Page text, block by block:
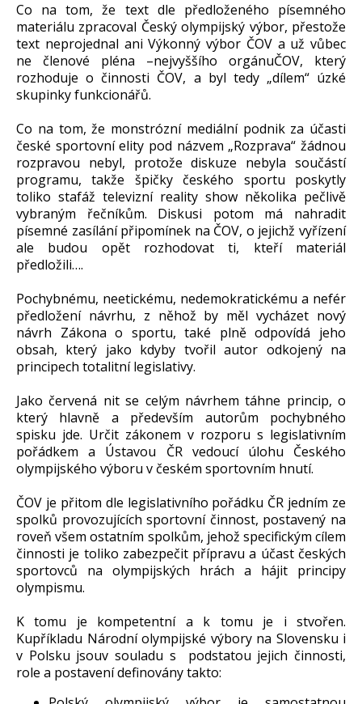
Co na tom, že text dle předloženého písemného
materiálu zpracoval Český olympijský výbor, přestože
text neprojednal ani Výkonný výbor ČOV a už vůbec
ne členové pléna –nejvyššího orgánuČOV, který
rozhoduje o činnosti ČOV, a byl tedy „dílem“ úzké
skupinky funkcionářů.
Co na tom, že monstrózní mediální podnik za účasti
české sportovní elity pod názvem „Rozprava“ žádnou
rozpravou nebyl, protože diskuze nebyla součástí
programu, takže špičky českého sportu poskytly
toliko stafáž televizní reality show několika pečlivě
vybraným řečníkům. Diskusi potom má nahradit
písemné zasílání připomínek na ČOV, o jejichž vyřízení
ale budou opět rozhodovat ti, kteří materiál
předložili….
Pochybnému, neetickému, nedemokratickému a nefér
předložení návrhu, z něhož by měl vycházet nový
návrh Zákona o sportu, také plně odpovídá jeho
obsah, který jako kdyby tvořil autor odkojený na
principech totalitní legislativy.
Jako červená nit se celým návrhem táhne princip, o
který hlavně a především autorům pochybného
spisku jde. Určit zákonem v rozporu s legislativním
pořádkem a Ústavou ČR vedoucí úlohu Českého
olympijského výboru v českém sportovním hnutí.
ČOV je přitom dle legislativního pořádku ČR jedním ze
spolků provozujících sportovní činnost, postavený na
roveň všem ostatním spolkům, jehož specifickým cílem
činnosti je toliko zabezpečit přípravu a účast českých
sportovců na olympijských hrách a hájit principy
olympismu.
K tomu je kompetentní a k tomu je i stvořen.
Kupříkladu Národní olympijské výbory na Slovensku i
v Polsku jsouv souladu s podstatou jejich činnosti,
role a postavení definovány takto: